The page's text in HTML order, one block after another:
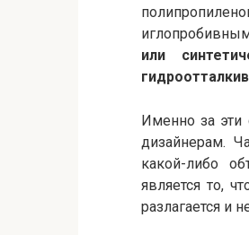
или
Именно за эти
дизайнерам.
какой-либо
является то,
разлагается и